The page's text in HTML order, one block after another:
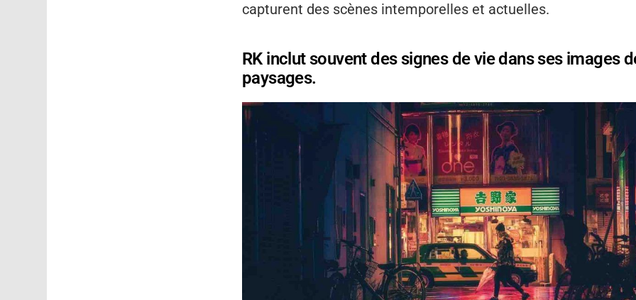
capturent des scènes intemporelles et actuelles.
RK inclut souvent des signes de vie dans ses images
paysages.